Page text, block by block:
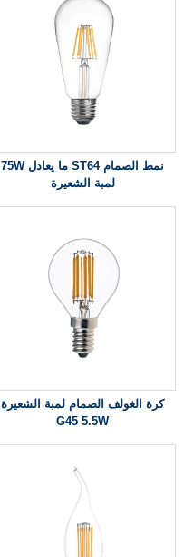
75W ما يعادل ST64 نمط الصمام
لمبة الشعيرة
كرة الغولف الصمام لمبة الشعيرة
G45 5.5W